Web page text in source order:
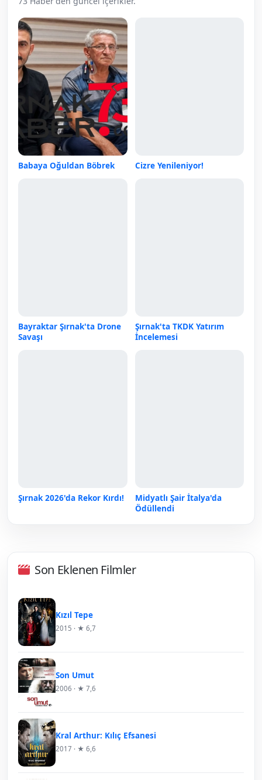
Babaya Oğuldan Böbrek Cizre Yenileniyor!
Bayraktar Şırnak'ta Drone
Savaşı
Şırnak'ta TKDK Yatırım
İncelemesi
Şırnak 2026'da Rekor Kırdı!
Midyatlı Şair İtalya'da
Ödüllendi
Son Eklenen Filmler
Kızıl Tepe
2015 · ★ 6,7
Son Umut
2006 · ★ 7,6
Kral Arthur: Kılıç Efsanesi
2017 · ★ 6,6